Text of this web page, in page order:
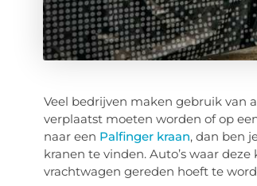
Veel bedrijven maken gebruik van
verplaatst moeten worden of op
naar een Palfinger kraan, dan ben
kranen te vinden. Auto’s waar
vrachtwagen gereden hoeft te